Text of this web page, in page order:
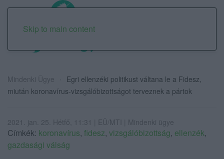
Skip to main content
Mindenki Ügye
Egri ellenzéki politikust váltana le a Fidesz,
miután koronavírus-vizsgálóbizottságot terveznek a pártok
2021. jan. 25. Hétfő, 11:31 | EÜ/MTI | Mindenki ügye
Címkék: koronavírus, fidesz, vizsgálóbizottság, ellenzék,
gazdasági válság